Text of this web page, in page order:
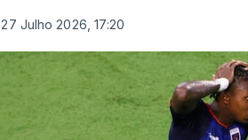
27 Julho 2026, 17:20